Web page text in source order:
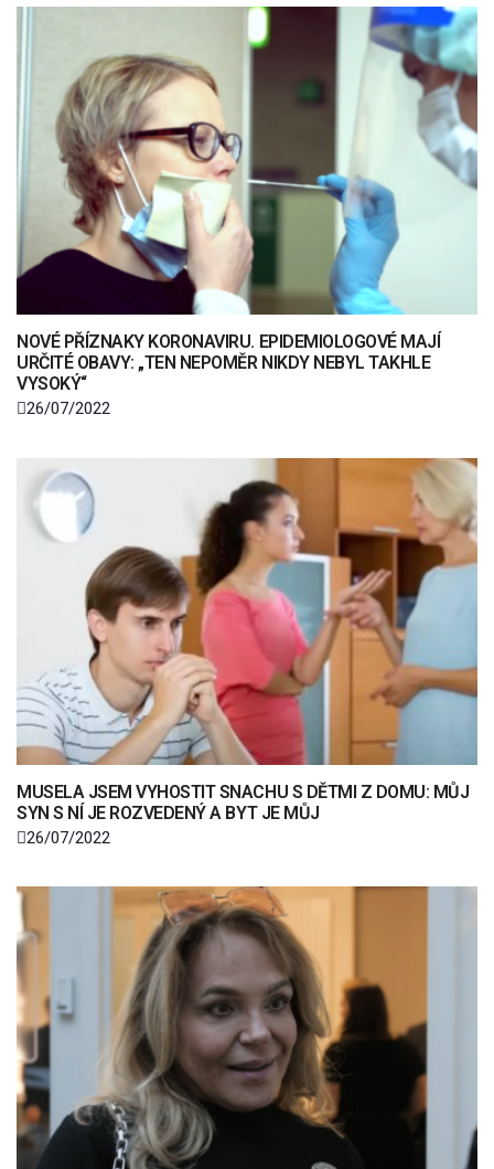
NOVÉ PŘÍZNAKY KORONAVIRU. EPIDEMIOLOGOVÉ MAJÍ
URČITÉ OBAVY: „TEN NEPOMĚR NIKDY NEBYL TAKHLE
VYSOKÝ“
26/07/2022
MUSELA JSEM VYHOSTIT SNACHU S DĚTMI Z DOMU: MŮJ
SYN S NÍ JE ROZVEDENÝ A BYT JE MŮJ
26/07/2022